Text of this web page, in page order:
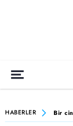
HABERLER Bir